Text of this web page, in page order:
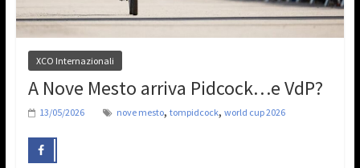
XCO Internazionali
A Nove Mesto arriva Pidcock…e VdP?
13/05/2026 nove mesto, tompidcock, world cup 2026